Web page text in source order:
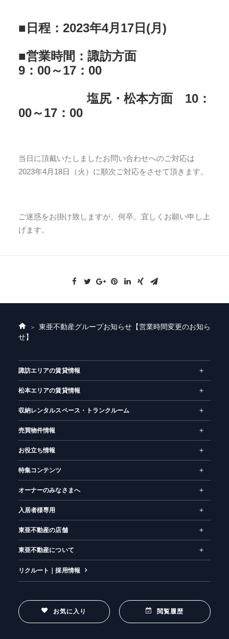
■日程：2023年4月17日(月)
■営業時間：諏訪方面
9：00～17：00
塩尻・松本方面 10：
00～17：00
当日に頂戴いたしましたお問い合わせへのご対応は
2023年4月18日（火）に順次ご対応をさせて頂きます。
ご迷惑をお掛け致しますが、何卒、宜しくお願い申し上
げます。
ホ
ー
東亜不動産グループお知らせ 【営業時間変更のお知ら
せ】
諏訪エリアの賃貸情報
松本エリアの賃貸情報
収納レンタルスペース・トランクルーム
売買物件情報
お役立ち情報
特集コンテンツ
オーナーのみなさまへ
入居者様専用
東亜不動産の店舗
東亜不動産について
リクルート｜採用情報
お気に入り 閲覧履歴